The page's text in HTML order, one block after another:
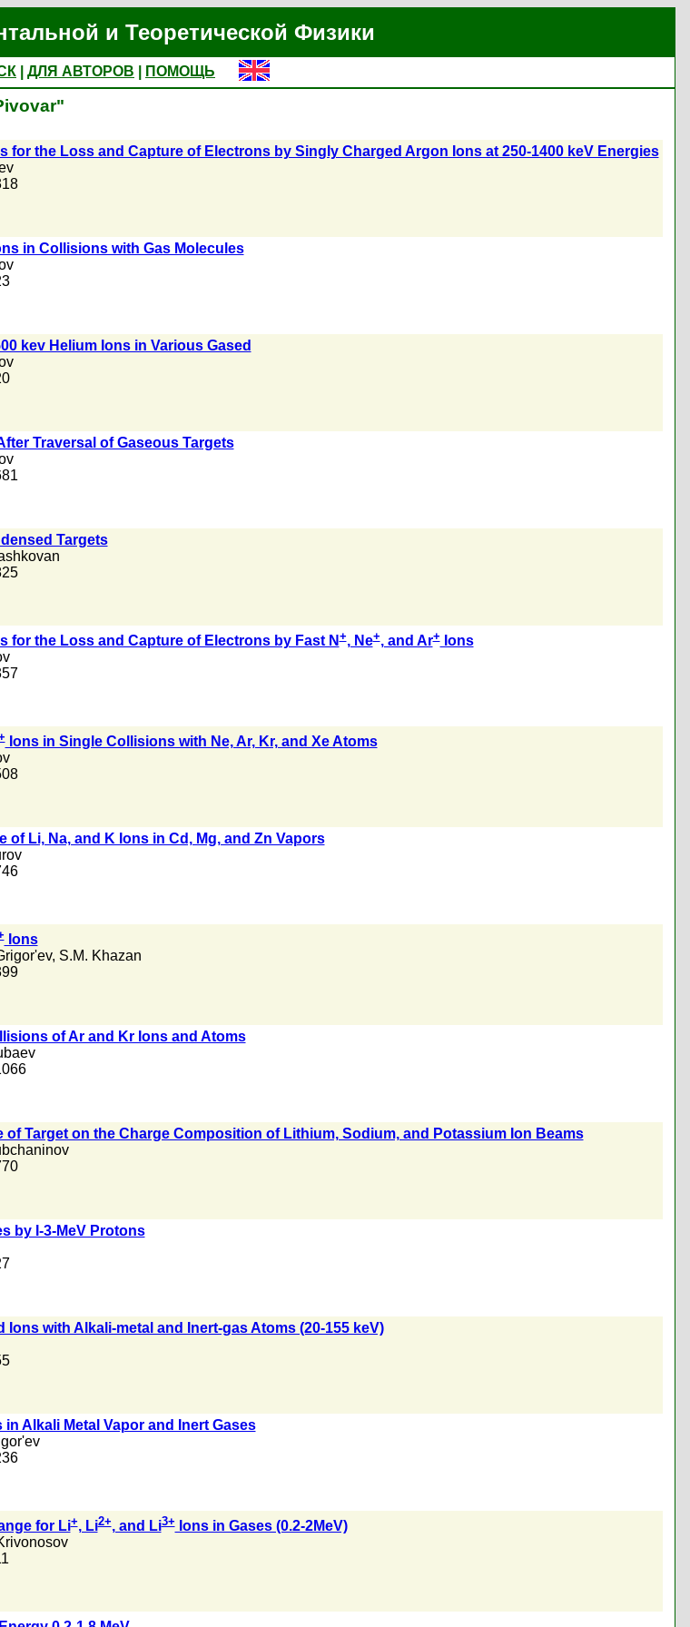
и Теоретической Физики
ДЛЯ АВТОРОВ
ПОМОЩЬ
for the Loss and Capture of Electrons by Singly Charged Argon Ions at 250-1400 keV Energies
in Collisions with Gas Molecules
kev Helium Ions in Various Gased
Traversal of Gaseous Targets
Targets
for the Loss and Capture of Electrons by Fast N+, Ne+, and Ar+Ions
Ions in Single Collisions with Ne, Ar, Kr, and Xe Atoms
Li, Na, and K Ions in Cd, Mg, and Zn Vapors
Ions
, S.M. Khazan
of Ar and Kr Ions and Atoms
of Target on the Charge Composition of Lithium, Sodium, and Potassium Ion Beams
by I-3-MeV Protons
with Alkali-metal and Inert-gas Atoms (20-155 keV)
Alkali Metal Vapor and Inert Gases
for Li+, Li2+, and Li3+Ions in Gases (0.2-2MeV)